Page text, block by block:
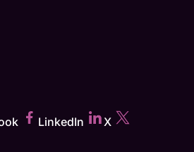
LinkedIn X